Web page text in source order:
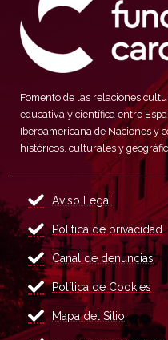
Fomento de las relaciones
educativa y científica entre
Iberoamericana de Naciones y
históricos, culturales y
Aviso Legal
Política de privacidad
Canal de denuncias
Política de Cookies
Mapa del Sitio